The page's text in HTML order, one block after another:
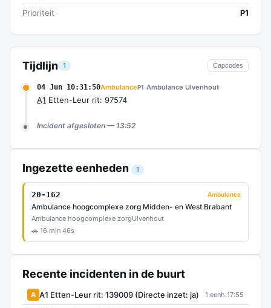
Tijdlijn 1 Capcodes
04 Jun 10:31:50AmbulanceP1 Ambulance Ulvenhout
A1 Etten-Leur rit: 97574
Incident afgesloten — 13:52
Ingezette eenheden 1
20-162 Ambulance
Ambulance hoogcomplexe zorg Midden- en West Brabant
Ambulance hoogcomplexe zorgUlvenhout
🚗 16 min 46s
Recente incidenten in de buurt
A A1 Etten-Leur rit: 139009 (Directe inzet: ja) 1 eenh.17:55
Prioriteit
P1